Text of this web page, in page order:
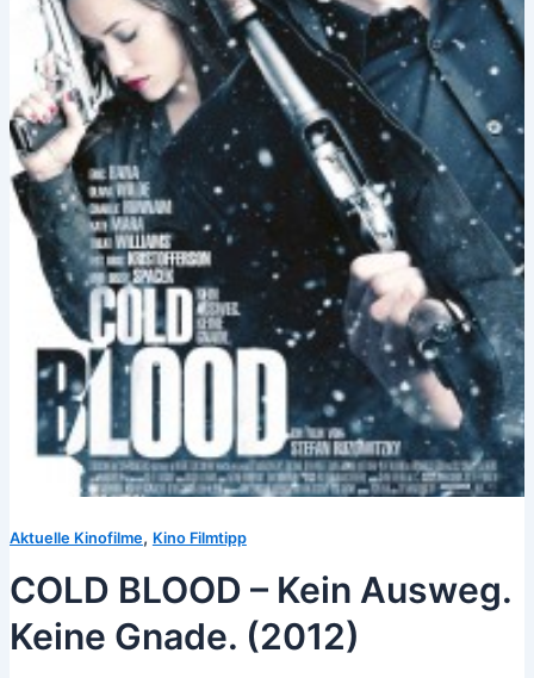
Aktuelle Kinofilme, Kino Filmtipp
COLD BLOOD – Kein Ausweg.
Keine Gnade. (2012)